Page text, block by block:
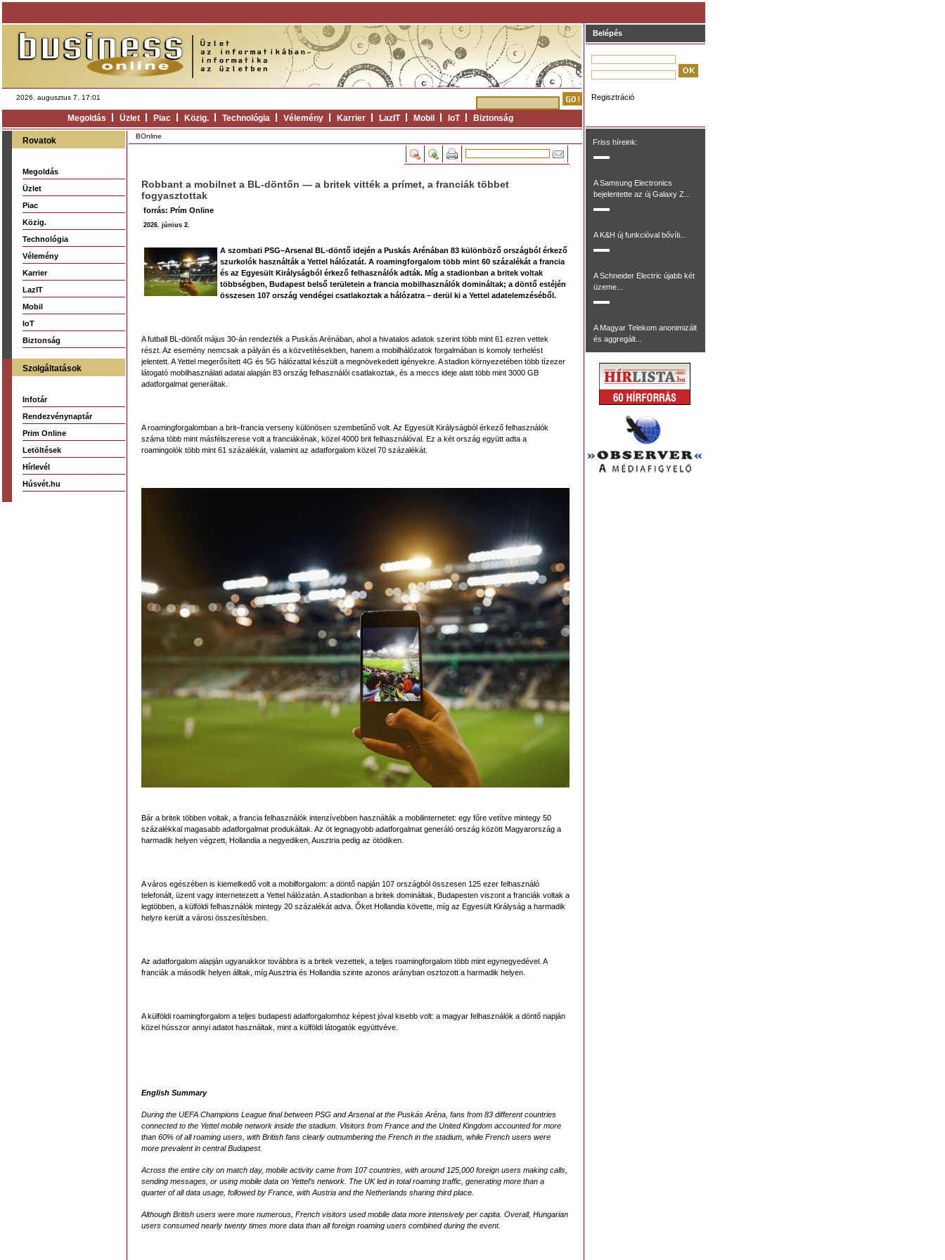
2026. augusztus 7. 17:01
Megoldás Üzlet Piac Közig. Technológia Vélemény Karrier LazIT Mobil IoT Biztonság
Rovatok
Megoldás
Üzlet
Piac
Közig.
Technológia
Vélemény
Karrier
LazIT
Mobil
IoT
Biztonság
Szolgáltatások
Infotár
Rendezvénynaptár
Prim Online
Letöltések
Hírlevél
Húsvét.hu
BOnline
Robbant a mobilnet a BL‑döntőn — a britek vitték a prímet, a franciák többet
fogyasztottak
forrás: Prím Online
2026. június 2.
A szombati PSG–Arsenal BL-döntő idején a Puskás Arénában 83 különböző országból érkező
szurkolók használták a Yettel hálózatát. A roamingforgalom több mint 60 százalékát a francia
és az Egyesült Királyságból érkező felhasználók adták. Míg a stadionban a britek voltak
többségben, Budapest belső területein a francia mobilhasználók domináltak; a döntő estéjén
összesen 107 ország vendégei csatlakoztak a hálózatra – derül ki a Yettel adatelemzéséből.
A futball BL-döntőt május 30-án rendezték a Puskás Arénában, ahol a hivatalos adatok szerint több mint 61 ezren vettek
részt. Az esemény nemcsak a pályán és a közvetítésekben, hanem a mobilhálózatok forgalmában is komoly terhelést
jelentett. A Yettel megerősített 4G és 5G hálózattal készült a megnövekedett igényekre. A stadion környezetében több tízezer
látogató mobilhasználati adatai alapján 83 ország felhasználói csatlakoztak, és a meccs ideje alatt több mint 3000 GB
adatforgalmat generáltak.
A roamingforgalomban a brit–francia verseny különösen szembetűnő volt. Az Egyesült Királyságból érkező felhasználók
száma több mint másfélszerese volt a franciákénak, közel 4000 brit felhasználóval. Ez a két ország együtt adta a
roamingolók több mint 61 százalékát, valamint az adatforgalom közel 70 százalékát.
Bár a britek többen voltak, a francia felhasználók intenzívebben használták a mobilinternetet: egy főre vetítve mintegy 50
százalékkal magasabb adatforgalmat produkáltak. Az öt legnagyobb adatforgalmat generáló ország között Magyarország a
harmadik helyen végzett, Hollandia a negyediken, Ausztria pedig az ötödiken.
A város egészében is kiemelkedő volt a mobilforgalom: a döntő napján 107 országból összesen 125 ezer felhasználó
telefonált, üzent vagy internetezett a Yettel hálózatán. A stadionban a britek domináltak, Budapesten viszont a franciák voltak a
legtöbben, a külföldi felhasználók mintegy 20 százalékát adva. Őket Hollandia követte, míg az Egyesült Királyság a harmadik
helyre került a városi összesítésben.
Az adatforgalom alapján ugyanakkor továbbra is a britek vezettek, a teljes roamingforgalom több mint egynegyedével. A
franciák a második helyen álltak, míg Ausztria és Hollandia szinte azonos arányban osztozott a harmadik helyen.
A külföldi roamingforgalom a teljes budapesti adatforgalomhoz képest jóval kisebb volt: a magyar felhasználók a döntő napján
közel hússzor annyi adatot használtak, mint a külföldi látogatók együttvéve.
English Summary
During the UEFA Champions League final between PSG and Arsenal at the Puskás Aréna, fans from 83 different countries
connected to the Yettel mobile network inside the stadium. Visitors from France and the United Kingdom accounted for more
than 60% of all roaming users, with British fans clearly outnumbering the French in the stadium, while French users were
more prevalent in central Budapest.
Across the entire city on match day, mobile activity came from 107 countries, with around 125,000 foreign users making calls,
sending messages, or using mobile data on Yettel’s network. The UK led in total roaming traffic, generating more than a
quarter of all data usage, followed by France, with Austria and the Netherlands sharing third place.
Although British users were more numerous, French visitors used mobile data more intensively per capita. Overall, Hungarian
users consumed nearly twenty times more data than all foreign roaming users combined during the event.
Belépés
Regisztráció
Friss híreink:
A Samsung Electronics
bejelentette az új Galaxy Z...
A K&H új funkcióval bővíti...
A Schneider Electric újabb két
üzeme...
A Magyar Telekom anonimizált
és aggregált...